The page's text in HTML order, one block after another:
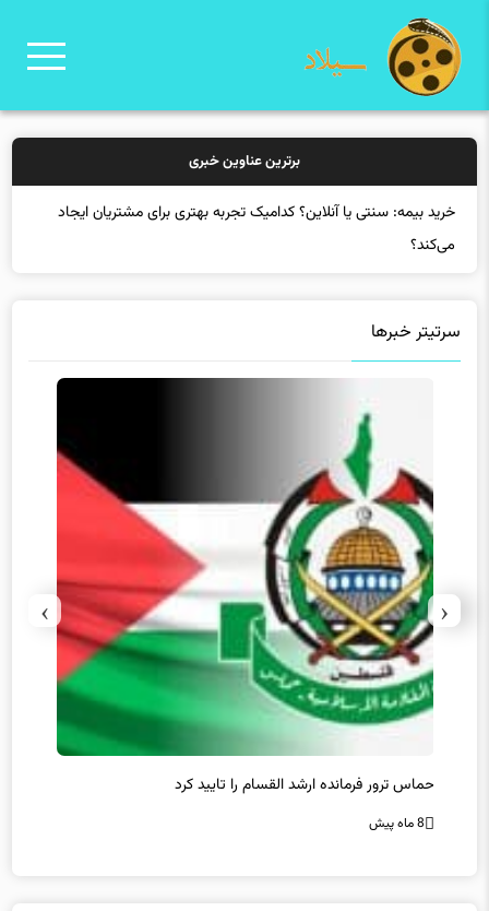
برترین عناوین خبری
خرید
حماس ترور فرمانده ارشد القسام را تایید کرد
8 ماه پیش